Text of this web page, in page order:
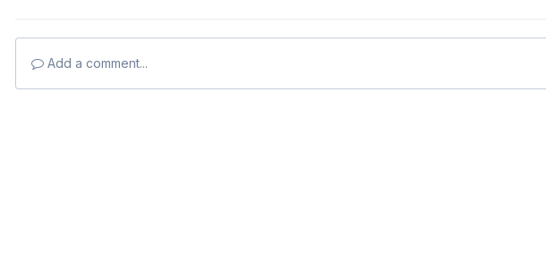
Add a comment...